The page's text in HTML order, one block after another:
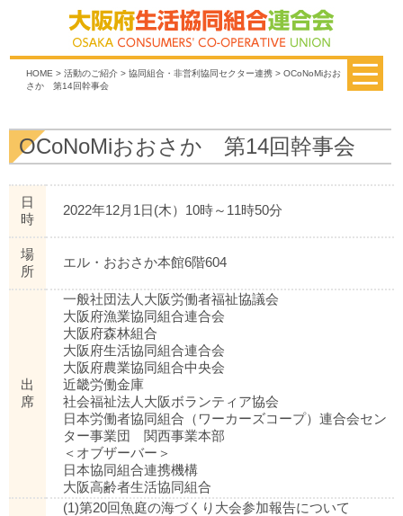
HOME > 活動のご紹介> 協同組合・非営利協同セクター連携> OCoNoMiおお
さか 第14回幹事会
OCoNoMiおおさか 第14回幹事会
日
時
2022年12月1日(木）10時～11時50分
場
所
エル・おおさか本館6階604
出
席
一般社団法人大阪労働者福祉協議会
大阪府漁業協同組合連合会
大阪府森林組合
大阪府生活協同組合連合会
大阪府農業協同組合中央会
近畿労働金庫
社会福祉法人大阪ボランティア協会
日本労働者協同組合（ワーカーズコープ）連合会セン
ター事業団 関西事業本部
＜オブザーバー＞
日本協同組合連携機構
大阪高齢者生活協同組合
(1)第20回魚庭の海づくり大会参加報告について